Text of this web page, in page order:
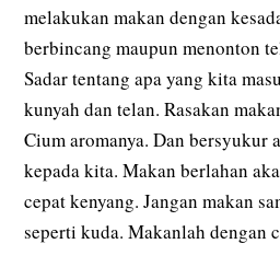
melakukan makan dengan
berbincang maupun menonton
Sadar tentang apa yang kita
kunyah dan telan. Rasakan
Cium aromanya. Dan bersyukur
kepada kita. Makan berlahan
cepat kenyang. Jangan makan
seperti kuda. Makanlah dengan